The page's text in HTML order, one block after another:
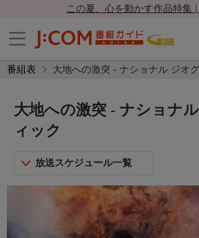
この夏、心を動かす作品特集 |
番組表 大地への激突 - ナショナル ジオ
大地への激突 - ナショナ
ィック
放送スケジュール一覧